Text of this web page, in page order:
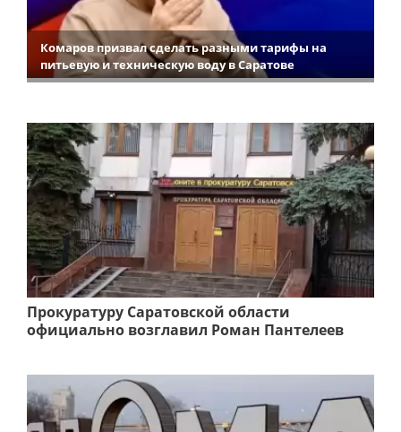
Комаров призвал сделать разными тарифы на
питьевую и техническую воду в Саратове
Прокуратуру Саратовской области
официально возглавил Роман Пантелеев